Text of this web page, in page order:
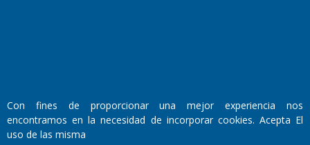
Walter René Goñi
Con fines de proporcionar una mejor experiencia nos
encontramos en la necesidad de incorporar cookies. Acepta El
uso de las misma